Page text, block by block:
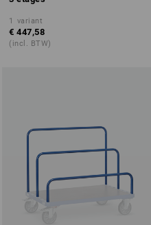
1 variant
€ 447,58
(incl. BTW)